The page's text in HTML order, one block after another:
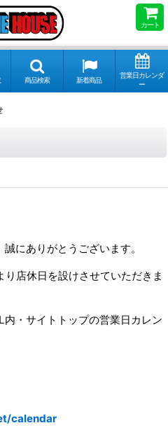
カート
商品検索 新着商品
営業日カレンダ
ー
にありがとうございます。
店休日を設けさせていただきま
・サイトトップの営業日カレン
calendar